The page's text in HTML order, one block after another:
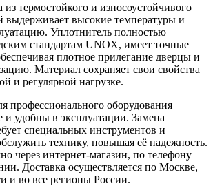
из термостойкого и износоустойчивого
выдерживает высокие температуры и
Уплотнитель полностью
стандартам UNOX, имеет точные
плотное прилегание дверцы и
Материал сохраняет свои свойства
и регулярной нагрузке.
профессионального оборудования
и удобны в эксплуатации. Замена
специальных инструментов и
технику, повышая её надежность.
через интернет-магазин, по телефону
Доставка осуществляется по Москве,
и во все регионы России.